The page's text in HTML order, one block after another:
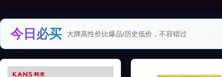
今日必买 大牌高性价比爆品/历史低价，不容错过